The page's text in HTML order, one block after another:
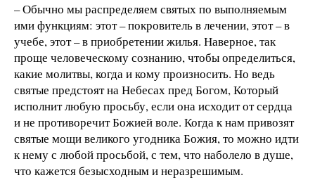
– Обычно мы распределяем святых по выполняемым
ими функциям: этот – покровитель в лечении, этот – в
учебе, этот – в приобретении жилья. Наверное, так
проще человеческому сознанию, чтобы определиться,
какие молитвы, когда и кому произносить. Но ведь
святые предстоят на Небесах пред Богом, Который
исполнит любую просьбу, если она исходит от сердца
и не противоречит Божией воле. Когда к нам привозят
святые мощи великого угодника Божия, то можно идти
к нему с любой просьбой, с тем, что наболело в душе,
что кажется безысходным и неразрешимым.